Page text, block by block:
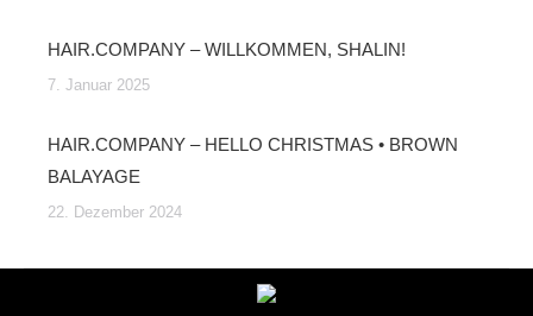
HAIR.COMPANY – WILLKOMMEN, SHALIN!
7. Januar 2025
HAIR.COMPANY – HELLO CHRISTMAS • BROWN
BALAYAGE
22. Dezember 2024